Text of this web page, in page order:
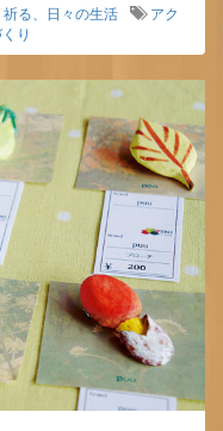
る、日々の生活
アク
り